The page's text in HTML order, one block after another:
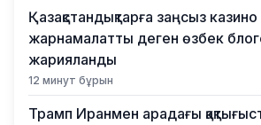
Қазақстандықтарға заңсыз казино
жарнамалатты деген өзбек
жарияланды
12 минут бұрын
Трамп Иранмен арадағы